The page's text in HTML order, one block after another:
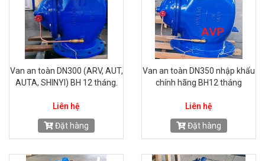
Van an toàn DN300 (ARV, AUT,
AUTA, SHINYI) BH 12 tháng.
Liên hệ
Đặt hàng
Van an toàn DN350 nhập khẩu
chính hãng BH12 tháng
Liên hệ
Đặt hàng